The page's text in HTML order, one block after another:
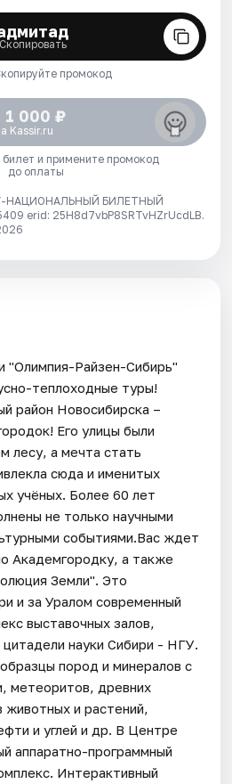
Скопировать
промокод
1 000 ₽
Kassir.ru
и примените промокод
до оплаты
НАЦИОНАЛЬНЫЙ БИЛЕТНЫЙ
erid: 25H8d7vbP8SRTvHZrUcdLB.
"Олимпия-Райзен-Сибирь"
теплоходные туры!
район Новосибирска –
Его улицы были
лесу, а мечта стать
сюда и именитых
учёных. Более 60 лет
не только научными
событиями.Вас ждет
Академгородку, а также
Земли". Это
и за Уралом современный
выставочных залов,
науки Сибири - НГУ.
пород и минералов с
метеоритов, древних
животных и растений,
и углей и др. В Центре
аппаратно-программный
Интерактивный